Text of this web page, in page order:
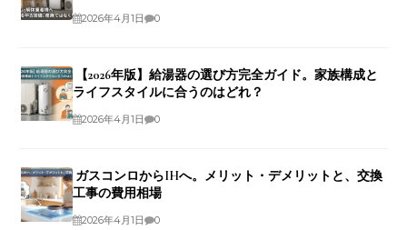
2026年4月1日 0
【2026年版】給湯器の選び方完全ガイド。家族構成と
ライフスタイルに合うのはどれ？
2026年4月1日 0
ガスコンロからIHへ。メリット・デメリットと、交換
工事の費用相場
2026年4月1日 0